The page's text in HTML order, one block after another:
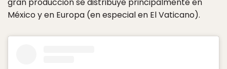
gran producción se distribuye principalmente en
México y en Europa (en especial en El Vaticano).